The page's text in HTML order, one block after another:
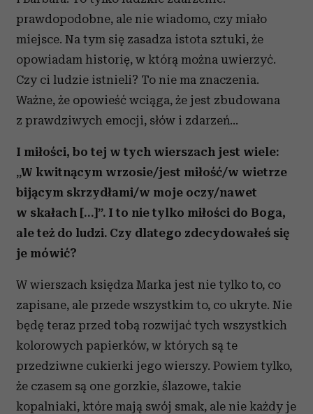
prawdopodobne, ale nie wiadomo, czy miało
miejsce. Na tym się zasadza istota sztuki, że
opowiadam historię, w którą można uwierzyć.
Czy ci ludzie istnieli? To nie ma znaczenia.
Ważne, że opowieść wciąga, że jest zbudowana
z prawdziwych emocji, słów i zdarzeń...
I miłości, bo tej w tych wierszach jest wiele:
„W kwitnącym wrzosie/jest miłość/w wietrze
bijącym skrzydłami/w moje oczy/nawet
w skałach […]”. I to nie tylko miłości do Boga,
ale też do ludzi. Czy dlatego zdecydowałeś się
je mówić?
W wierszach księdza Marka jest nie tylko to, co
zapisane, ale przede wszystkim to, co ukryte. Nie
będę teraz przed tobą rozwijać tych wszystkich
kolorowych papierków, w których są te
przedziwne cukierki jego wierszy. Powiem tylko,
że czasem są one gorzkie, ślazowe, takie
kopalniaki, które mają swój smak, ale nie każdy je